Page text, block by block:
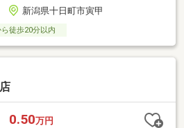
新潟県十日町市寅甲
徒歩20分以内
0.50万円